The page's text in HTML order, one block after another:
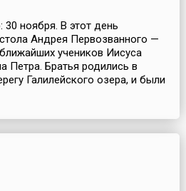
ноября. В этот день
Андрея Первозванного —
учеников Иисуса
Петра. Братья родились в
Галилейского озера, и были